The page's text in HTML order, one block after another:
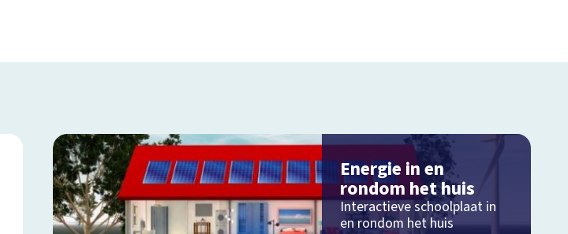
Energie in en
rondom het huis
Interactieve schoolplaat in
en rondom het huis